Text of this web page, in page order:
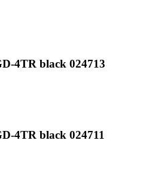
4TR black 024713
4TR black 024711